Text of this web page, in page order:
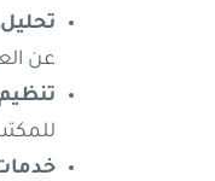
عن